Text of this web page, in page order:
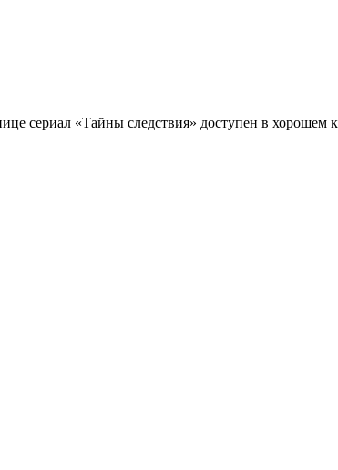
сериал «Тайны следствия» доступен в хорошем